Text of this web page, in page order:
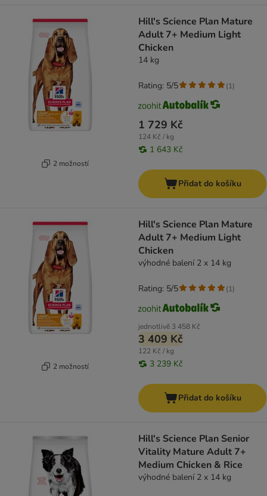
2 možností
Hill's Science Plan Mature
Adult 7+ Medium Light
Chicken
14 kg
1 729 Kč
124 Kč / kg
1 643 Kč
Rating: 5/5 (1)
Přidat do košíku
2 možností
Hill's Science Plan Mature
Adult 7+ Medium Light
Chicken
výhodné balení 2 x 14 kg
jednotlivě 3 458 Kč
3 409 Kč
122 Kč / kg
3 239 Kč
Rating: 5/5 (1)
Přidat do košíku
Hill's Science Plan Senior
Vitality Mature Adult 7+
Medium Chicken & Rice
výhodné balení 2 x 14 kg